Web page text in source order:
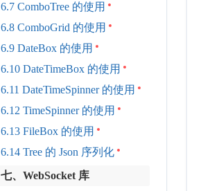
6.7 ComboTree 的使用
6.8 ComboGrid 的使用
6.9 DateBox 的使用
6.10 DateTimeBox 的使用
6.11 DateTimeSpinner 的使用
6.12 TimeSpinner 的使用
6.13 FileBox 的使用
6.14 Tree 的 Json 序列化
七、WebSocket 库